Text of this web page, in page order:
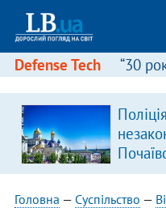
Defense Tech “30
Головна — Суспільство —